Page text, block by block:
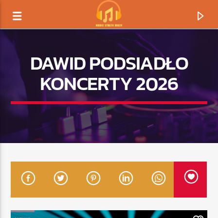
TERAZ GRAMY
TYTUŁ
ARTYSTA
DAWID PODSIADŁO
KONCERTY 2026